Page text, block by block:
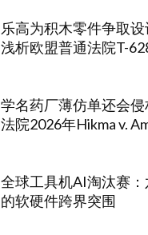
乐高为积木零件争取
浅析欧盟普通法院T-
学名药厂薄仿单还会
法院2026年Hikma v.
全球工具机AI淘汰赛
的软硬件跨界突围